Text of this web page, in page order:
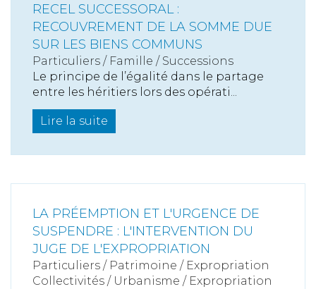
RECEL SUCCESSORAL :
RECOUVREMENT DE LA SOMME DUE
SUR LES BIENS COMMUNS
Particuliers / Famille / Successions
Le principe de l’égalité dans le partage
entre les héritiers lors des opérati...
Lire la suite
LA PRÉEMPTION ET L'URGENCE DE
SUSPENDRE : L'INTERVENTION DU
JUGE DE L'EXPROPRIATION
Particuliers / Patrimoine / Expropriation
Collectivités / Urbanisme / Expropriation